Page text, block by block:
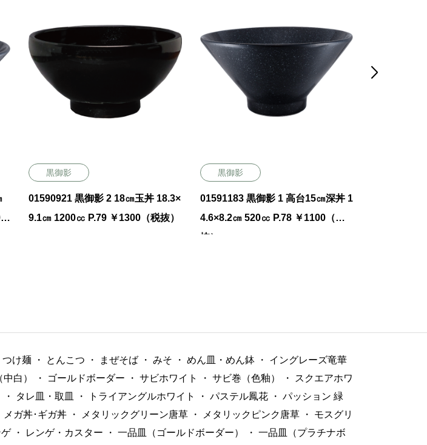
黒御影
01590921 黒御影 2 18㎝玉丼 18.3×
9.1㎝ 1200㏄ P.79 ￥1300（税抜）
黒御影
01591183 黒御影 1 高台15㎝深丼 1
4.6×8.2㎝ 520㏄ P.78 ￥1100（税
抜）

つけ麺 ・ とんこつ ・ まぜそば ・ みそ ・ めん皿・めん鉢 ・
イングレーズ竜華
白） ・ ゴールドボーダー ・ サビホワイト ・ サビ巻（色釉） ・
スクエアホワ
・ タレ皿・取皿 ・ トライアングルホワイト ・ パステル鳳花 ・ パッション 緑
メガ丼･ギガ丼 ・ メタリックグリーン唐草 ・ メタリックピンク唐草 ・
モスグリ
・ レンゲ・カスター ・ 一品皿（ゴールドボーダー） ・ 一品皿（プラチナボ